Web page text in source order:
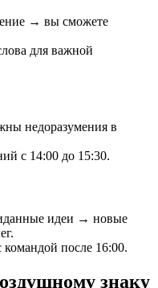
→ вы сможете
для важной
недоразумения в
с 14:00 до 15:30.
идеи → новые
после 16:00.
знаку